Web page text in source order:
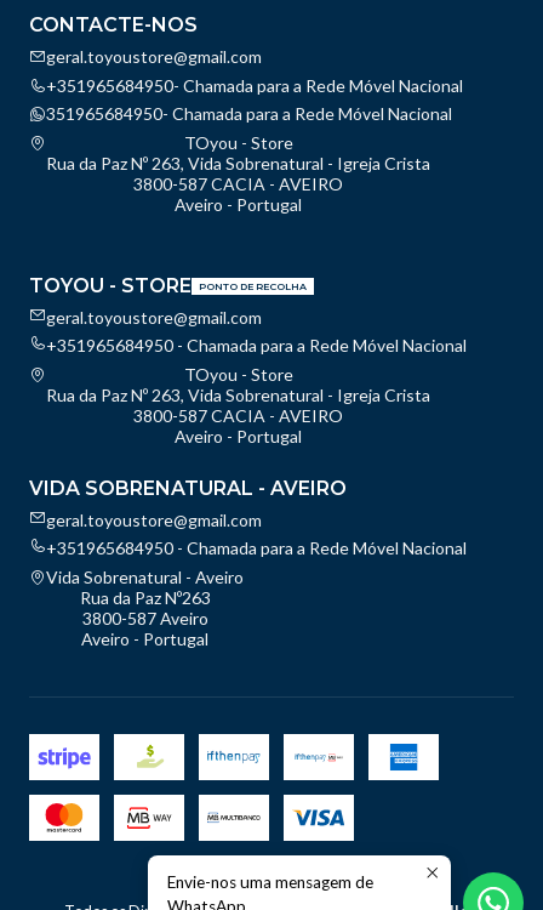
CONTACTE-NOS
geral.toyoustore@gmail.com
+351965684950- Chamada para a Rede Móvel Nacional
351965684950- Chamada para a Rede Móvel Nacional
TOyou - Store
Rua da Paz Nº 263, Vida Sobrenatural - Igreja Crista
3800-587 CACIA - AVEIRO
Aveiro - Portugal
TOYOU - STORE PONTO DE RECOLHA
geral.toyoustore@gmail.com
+351965684950 - Chamada para a Rede Móvel Nacional
TOyou - Store
Rua da Paz Nº 263, Vida Sobrenatural - Igreja Crista
3800-587 CACIA - AVEIRO
Aveiro - Portugal
VIDA SOBRENATURAL - AVEIRO
geral.toyoustore@gmail.com
+351965684950 - Chamada para a Rede Móvel Nacional
Vida Sobrenatural - Aveiro
Rua da Paz Nº263
3800-587 Aveiro
Aveiro - Portugal
2026 TOyou - Store.
Envie-nos uma mensagem de